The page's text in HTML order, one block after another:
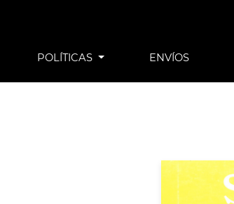
POLÍTICAS ENVÍOS